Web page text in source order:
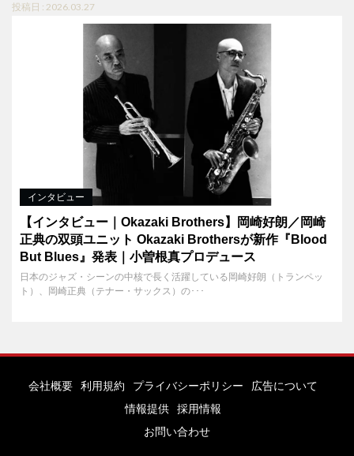
投稿日 : 2026.03.27
インタビュー
【インタビュー｜Okazaki Brothers】岡崎好朗／岡崎
正典の双頭ユニット Okazaki Brothersが新作『Blood
But Blues』発表｜小曽根真プロデュース
日本のジャズ・シーンの中核で長く活躍している岡崎好朗（トランペッ
ト）、岡崎正典（テナー・サックス）の･･･
会社概要 利用規約 プライバシーポリシー
広告について
情報提供
採用情報
お問い合わせ